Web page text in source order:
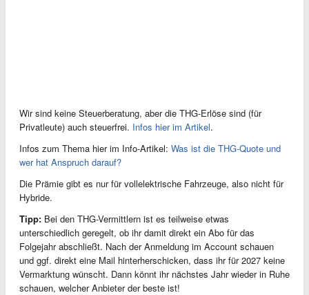
Wir sind keine Steuerberatung, aber die THG-Erlöse sind (für
Privatleute) auch steuerfrei. Infos hier im Artikel.
Infos zum Thema hier im Info-Artikel: Was ist die THG-Quote und
wer hat Anspruch darauf?
Die Prämie gibt es nur für vollelektrische Fahrzeuge, also nicht für
Hybride.
Tipp: Bei den THG-Vermittlern ist es teilweise etwas
unterschiedlich geregelt, ob ihr damit direkt ein Abo für das
Folgejahr abschließt. Nach der Anmeldung im Account schauen
und ggf. direkt eine Mail hinterherschicken, dass ihr für 2027 keine
Vermarktung wünscht. Dann könnt ihr nächstes Jahr wieder in Ruhe
schauen, welcher Anbieter der beste ist!